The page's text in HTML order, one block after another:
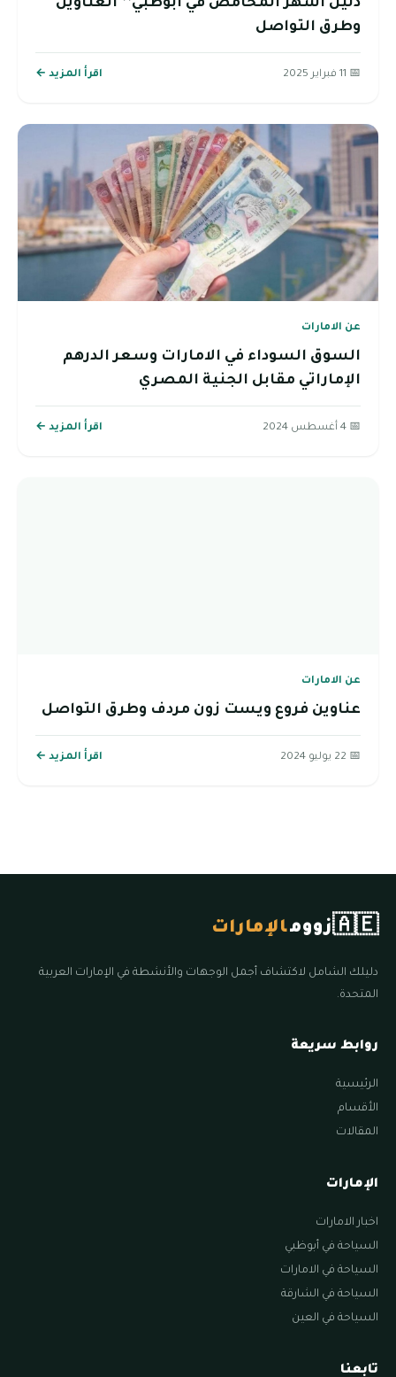
دليل أشهر المحامص في أبوظبي’’ العناوين
وطرق التواصل
📅 11 فبراير 2025 اقرأ المزيد ←
عن الامارات
السوق السوداء في الامارات وسعر الدرهم
الإماراتي مقابل الجنية المصري
📅 4 أغسطس 2024 اقرأ المزيد ←
عن الامارات
عناوين فروع ويست زون مردف وطرق التواصل
📅 22 يوليو 2024 اقرأ المزيد ←
🇦🇪زوومالإمارات
دليلك الشامل لاكتشاف أجمل الوجهات والأنشطة في الإمارات العربية
المتحدة.
روابط سريعة
الرئيسية
الأقسام
المقالات
الإمارات
اخبار الامارات
السياحة في أبوظبي
السياحة في الامارات
السياحة في الشارقة
السياحة في العين
تابعنا